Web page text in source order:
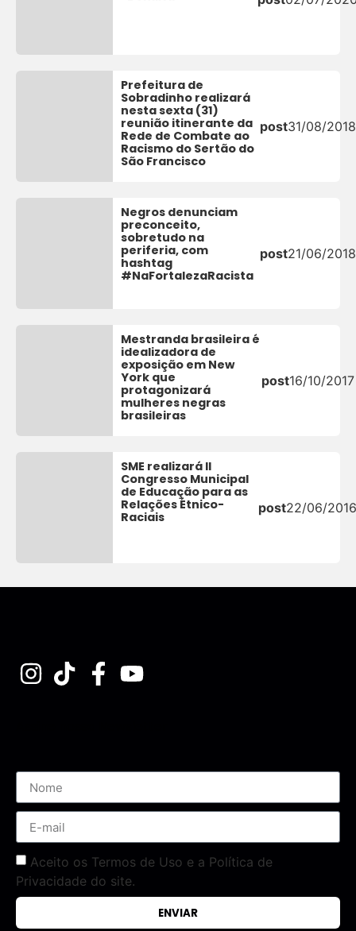
Prefeitura de
Sobradinho realizará
nesta sexta (31)
reunião itinerante da
Rede de Combate ao
Racismo do Sertão do
São Francisco
post31/08/2018
Negros denunciam
preconceito,
sobretudo na
periferia, com
hashtag
#NaFortalezaRacista
post21/06/2018
Mestranda brasileira é
idealizadora de
exposição em New
York que
protagonizará
mulheres negras
brasileiras
post16/10/2017
SME realizará II
Congresso Municipal
de Educação para as
Relações Étnico-
Raciais
post22/06/
Aceito os Termos de Uso e a Política de
Privacidade do site.
ENVIAR